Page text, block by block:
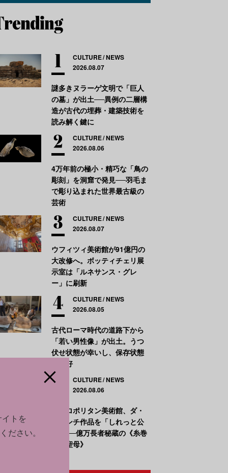
CULTURE NEWS
2026.08.07
謎多きヌラーゲ文明で「巨人
の墓」が出土──異例の二層構
造が古代の埋葬・建築技術を
読み解く鍵に
CULTURE NEWS
2026.08.06
4万年前の極小・精巧な「鳥の
彫刻」を洞窟で発見──羽毛ま
で彫り込まれた世界最古級の
芸術
CULTURE NEWS
2026.08.07
ウフィツィ美術館が91億円の
大改修へ。ボッティチェリ展
示室は「ルネサンス・グレ
ー」に刷新
CULTURE NEWS
2026.08.05
古代ローマ時代の道路下から
「若い男性像」が出土。うつ
伏せ状態が幸いし、保存状態
は良好
CULTURE NEWS
2026.08.06
メトロポリタン美術館、ダ・
ヴィンチ作品を「しれっと公
開」──億万長者秘蔵の《糸巻
きの聖母》
トを
ださい。